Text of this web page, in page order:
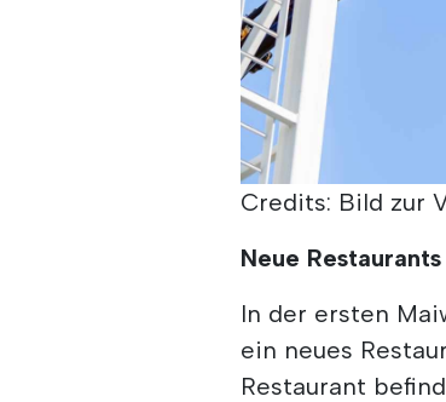
Credits: Bild zur
Neue Restaurants
In der ersten
ein neues
Restaurant